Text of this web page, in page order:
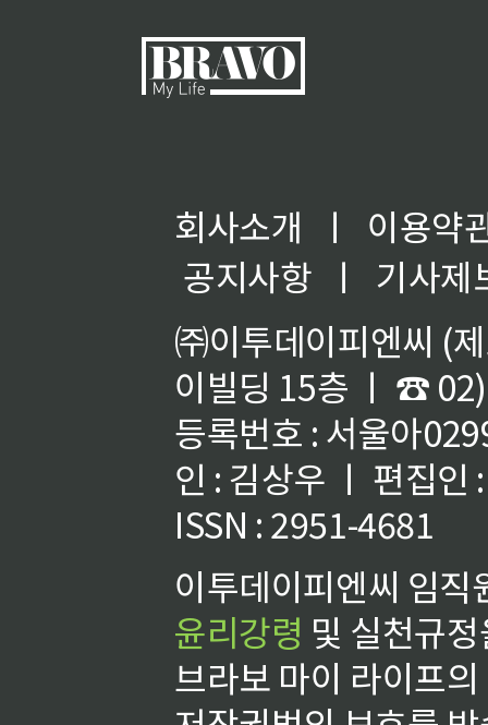
회사소개 ㅣ
이용약
공지사항
ㅣ
기사제
㈜이투데이피엔씨 (
이빌딩 15층 ㅣ ☎
등록번호 : 서울아
인 : 김상우 ㅣ 편집인
ISSN : 2951-4681
이투데이피엔씨 임
윤리강령 및 실천규
브라보 마이 라이프